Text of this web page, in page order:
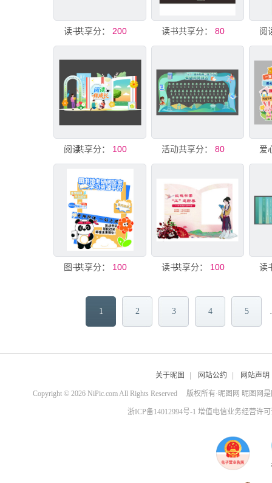
读书节活动古风摆件 美陈
共享分： 200 读书共享分： 80
阅读美陈
共享分： 100 活动美陈设计
共享分： 80
图书馆打卡
共享分： 100 读书会美陈 堆头
共享分： 100
1 2 3 4 5
关于昵图 | 网站公约 | 网站声明
Copyright © 2026 NiPic.com All Rights Reserved 版权所有·昵图网 昵图网
浙ICP备14012994号-1 增值电信业务经营许